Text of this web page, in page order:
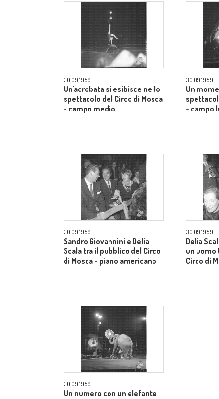
30.09.1959
Un'acrobata si esibisce nello
spettacolo del Circo di Mosca
- campo medio
30.09.1959
Un
- campo
30.09.1959
Sandro Giovannini e Delia
Scala tra il pubblico del Circo
di Mosca - piano americano
30.09.1959
Delia
un uomo
Circo di
30.09.1959
Un numero con un elefante